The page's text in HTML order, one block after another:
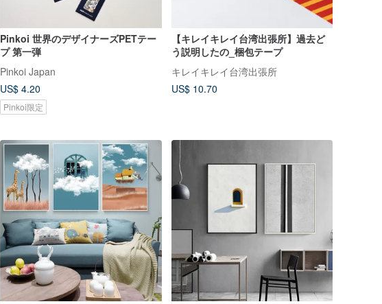
Pinkoi 世界のデザイナーズPETテー
プ 第一弾
Pinkoi Japan
US$ 4.20
Pinkoi限定
【キレイキレイ台湾出張所】過去ど
う説明したの_梱包テープ
キレイキレイ台湾出張所
US$ 10.70